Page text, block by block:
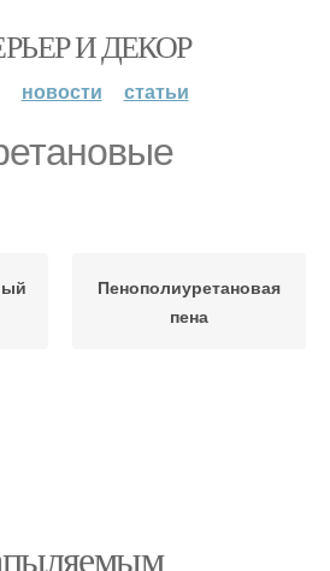
И ДЕКОР
новости статьи
Пенополиуретановая
пена